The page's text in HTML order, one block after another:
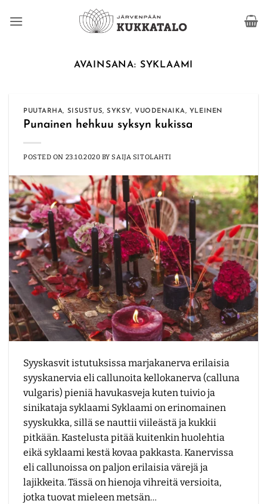
AVAINSANA: SYKLAAMI
PUUTARHA, SISUSTUS,SYKSY, VUODENAIKA, YLEINEN
Punainen hehkuu syksyn kukissa
POSTED ON 23.10.2020 BYSAIJA SITOLAHTI
Syyskasvit istutuksissa marjakanerva erilaisia
syyskanervia eli callunoita kellokanerva (calluna
vulgaris) pieniä havukasveja kuten tuivio ja
sinikataja syklaami Syklaami on erinomainen
syyskukka, sillä se nauttii viileästä ja kukkii
pitkään. Kastelusta pitää kuitenkin huolehtia
eikä syklaami kestä kovaa pakkasta. Kanervissa
eli callunoissa on paljon erilaisia värejä ja
lajikkeita. Tässä on hienoja vihreitä versioita,
jotka tuovat mieleen metsän…